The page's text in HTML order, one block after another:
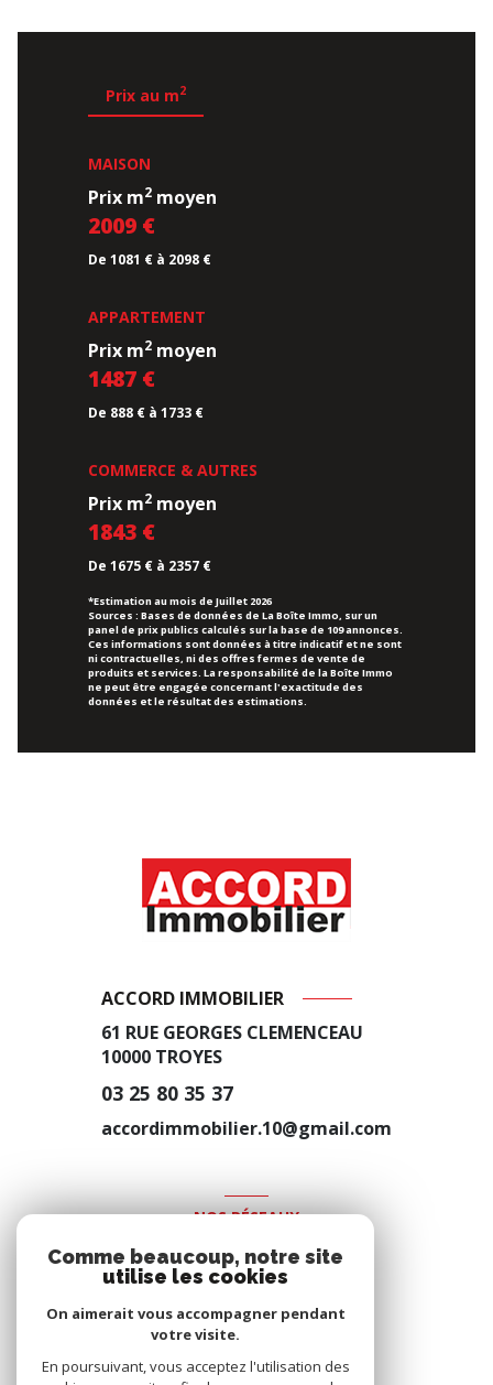
Prix au m2
MAISON
Prix m2 moyen
2009 €
De 1081 € à 2098 €
APPARTEMENT
Prix m2 moyen
1487 €
De 888 € à 1733 €
COMMERCE & AUTRES
Prix m2 moyen
1843 €
De 1675 € à 2357 €
*Estimation au mois de Juillet 2026
Sources : Bases de données de La Boîte Immo, sur un
panel de prix publics calculés sur la base de 109 annonces.
Ces informations sont données à titre indicatif et ne sont
ni contractuelles, ni des offres fermes de vente de
produits et services. La responsabilité de la Boîte Immo
ne peut être engagée concernant l'exactitude des
données et le résultat des estimations.
ACCORD IMMOBILIER
61 RUE GEORGES CLEMENCEAU
10000 TROYES
03 25 80 35 37
accordimmobilier.10@gmail.com
NOS RÉSEAUX
Nous suivre
Comme beaucoup, notre site
utilise les cookies
On aimerait vous accompagner pendant
votre visite.
En poursuivant, vous acceptez l'utilisation des